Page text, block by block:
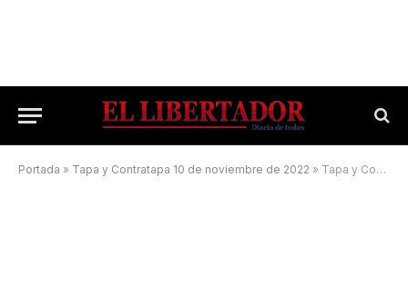
Portada » Tapa y Contratapa 10 de noviembre de 2022 » Tapa y Contratapa 14 de noviembre de 2022